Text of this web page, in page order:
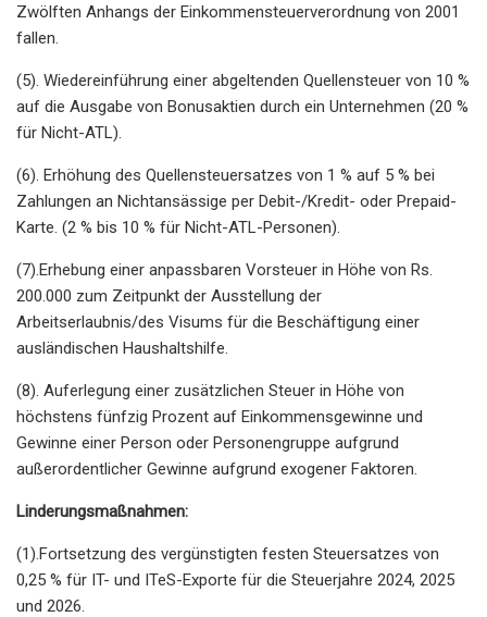
Zwölften Anhangs der Einkommensteuerverordnung von 2001
fallen.
(5). Wiedereinführung einer abgeltenden Quellensteuer von 10 %
auf die Ausgabe von Bonusaktien durch ein Unternehmen (20 %
für Nicht-ATL).
(6). Erhöhung des Quellensteuersatzes von 1 % auf 5 % bei
Zahlungen an Nichtansässige per Debit-/Kredit- oder Prepaid-
Karte. (2 % bis 10 % für Nicht-ATL-Personen).
(7).Erhebung einer anpassbaren Vorsteuer in Höhe von Rs.
200.000 zum Zeitpunkt der Ausstellung der
Arbeitserlaubnis/des Visums für die Beschäftigung einer
ausländischen Haushaltshilfe.
(8). Auferlegung einer zusätzlichen Steuer in Höhe von
höchstens fünfzig Prozent auf Einkommensgewinne und
Gewinne einer Person oder Personengruppe aufgrund
außerordentlicher Gewinne aufgrund exogener Faktoren.
Linderungsmaßnahmen:
(1).Fortsetzung des vergünstigten festen Steuersatzes von
0,25 % für IT- und ITeS-Exporte für die Steuerjahre 2024, 2025
und 2026.